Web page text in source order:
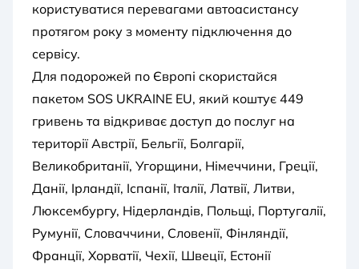
користуватися перевагами автоасистансу
протягом року з моменту підключення до
сервісу.
Для подорожей по Європі скористайся
пакетом SOS UKRAINE EU, який коштує 449
гривень та відкриває доступ до послуг на
території Австрії, Бельгії, Болгарії,
Великобританії, Угорщини, Німеччини, Греції,
Данії, Ірландії, Іспанії, Італії, Латвії, Литви,
Люксембургу, Нідерландів, Польщі, Португалії,
Румунії, Словаччини, Словенії, Фінляндії,
Франції, Хорватії, Чехії, Швеції, Естонії